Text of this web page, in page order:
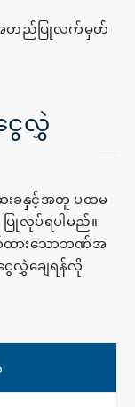
အတည်ပြုလက်မှတ်
ေလွှဲ
းခနှင့်အတူ ပထမ
ပြုလုပ်ရပါမည်။
တ်ထားသောဘဏ်အ
လွှဲချေရန်လို